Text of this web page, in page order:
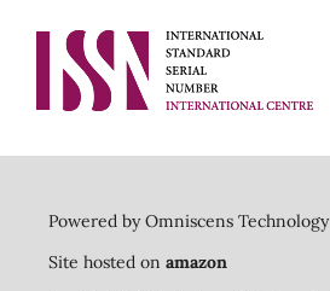
Powered by Omniscens Technology
Site hosted on amazon